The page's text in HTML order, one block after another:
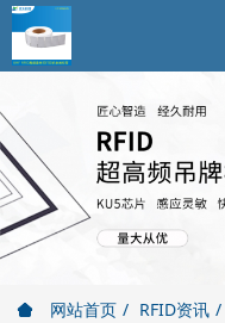
网站首页 RFID资讯